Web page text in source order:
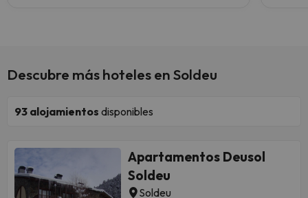
Descubre más hoteles en Soldeu
93 alojamientos disponibles
Apartamentos Deusol
Soldeu
Soldeu